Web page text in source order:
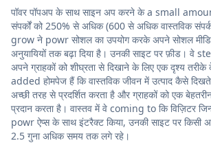
पॉवर पॉपअप के साथ साइन अप करने के a small
संपर्कों को 250% से अधिक (600 से अधिक वास्तविक
grow ने powr सोशल का उपयोग करके अपने सोशल
अनुयायियों तक बढ़ा दिया है। उनकी साइट पर फ़ीड। वे
अपने ग्राहकों को शीघ्रता से दिखाने के लिए एक दृश्य
added होमपेज हैं कि वास्तविक जीवन में उत्पाद कैसे
अच्छी तरह से प्रदर्शित करता है और ग्राहकों को एक
प्रदान करता है। वास्तव में वे coming to कि विज़िटर
powr ऐप्स के साथ इंटरैक्ट किया, उनकी साइट पर किसी
2.5 गुना अधिक समय तक लगे रहे।